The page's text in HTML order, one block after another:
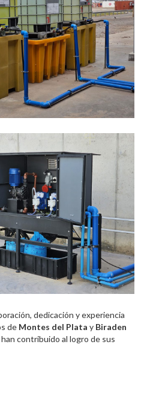
dedicación y experiencia
de Montes del Plata y Biraden
han contribuido al logro de sus